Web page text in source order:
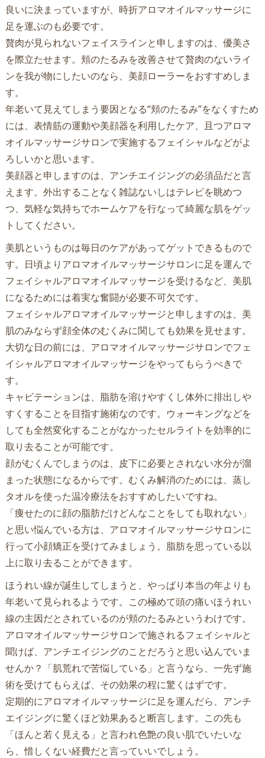
良いに決まっていますが、時折アロマオイルマッサージに
足を運ぶのも必要です。
贅肉が見られないフェイスラインと申しますのは、優美さ
を際立たせます。頬のたるみを改善させて贅肉のないライ
ンを我が物にしたいのなら、美顔ローラーをおすすめしま
す。
年老いて見えてしまう要因となる“頬のたるみ”をなくすため
には、表情筋の運動や美顔器を利用したケア、且つアロマ
オイルマッサージサロンで実施するフェイシャルなどがよ
ろしいかと思います。
美顔器と申しますのは、アンチエイジングの必須品だと言
えます。外出することなく雑誌ないしはテレビを眺めつ
つ、気軽な気持ちでホームケアを行なって綺麗な肌をゲッ
トしてください。
美肌というものは毎日のケアがあってゲットできるもので
す。日頃よりアロマオイルマッサージサロンに足を運んで
フェイシャルアロマオイルマッサージを受けるなど、美肌
になるためには着実な奮闘が必要不可欠です。
フェイシャルアロマオイルマッサージと申しますのは、美
肌のみならず顔全体のむくみに関しても効果を見せます。
大切な日の前には、アロマオイルマッサージサロンでフェ
イシャルアロマオイルマッサージをやってもらうべきで
す。
キャビテーションは、脂肪を溶けやすくし体外に排出しや
すくすることを目指す施術なのです。ウォーキングなどを
しても全然変化することがなかったセルライトを効率的に
取り去ることが可能です。
顔がむくんでしまうのは、皮下に必要とされない水分が溜
まった状態になるからです。むくみ解消のためには、蒸し
タオルを使った温冷療法をおすすめしたいですね。
「痩せたのに顔の脂肪だけどんなことをしても取れない」
と思い悩んでいる方は、アロマオイルマッサージサロンに
行って小顔矯正を受けてみましょう。脂肪を思っている以
上に取り去ることができます。
ほうれい線が誕生してしまうと、やっぱり本当の年よりも
年老いて見られるようです。この極めて頭の痛いほうれい
線の主因だとされているのが頬のたるみというわけです。
アロマオイルマッサージサロンで施されるフェイシャルと
聞けば、アンチエイジングのことだろうと思い込んでいま
せんか？「肌荒れで苦悩している」と言うなら、一先ず施
術を受けてもらえば、その効果の程に驚くはずです。
定期的にアロマオイルマッサージに足を運んだら、アンチ
エイジングに驚くほど効果あると断言します。この先も
「ほんと若く見える」と言われ色艶の良い肌でいたいな
ら、惜しくない経費だと言っていいでしょう。